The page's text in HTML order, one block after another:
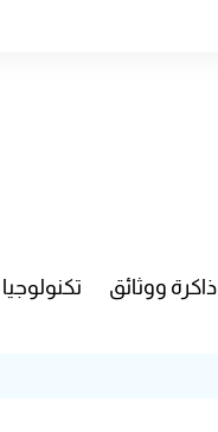
ذاكرة ووثائق